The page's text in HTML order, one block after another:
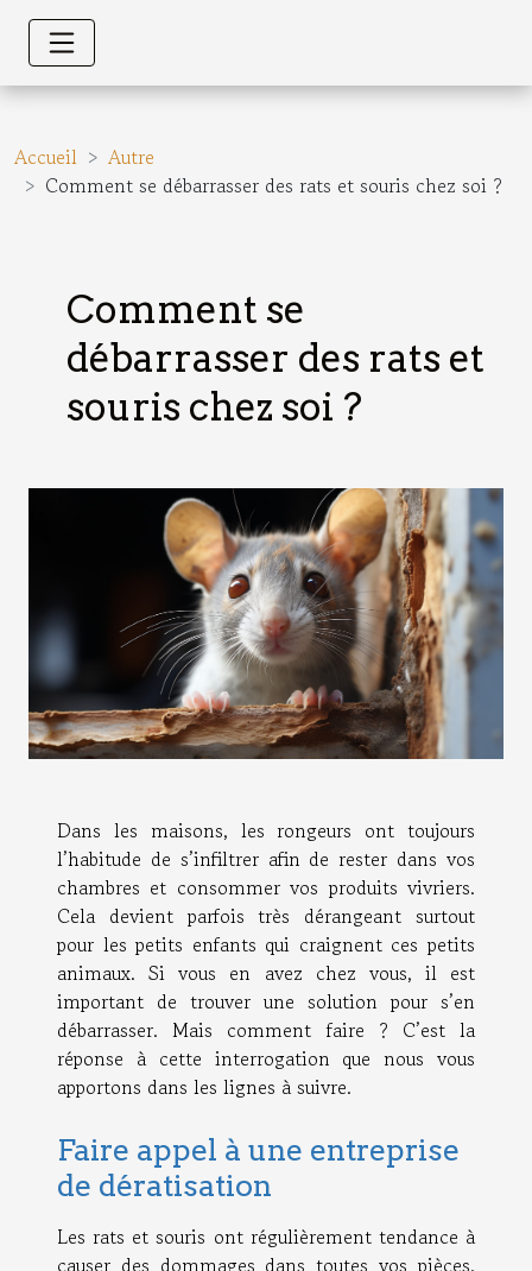
Accueil
Autre
Comment se débarrasser des rats et souris chez soi ?
Comment se
débarrasser des rats et
souris chez soi ?
Dans les maisons, les rongeurs ont toujours
l’habitude de s’infiltrer afin de rester dans vos
chambres et consommer vos produits vivriers.
Cela devient parfois très dérangeant surtout
pour les petits enfants qui craignent ces petits
animaux. Si vous en avez chez vous, il est
important de trouver une solution pour s’en
débarrasser. Mais comment faire ? C’est la
réponse à cette interrogation que nous vous
apportons dans les lignes à suivre.
Faire appel à une entreprise
de dératisation
Les rats et souris ont régulièrement tendance à
causer des dommages dans toutes vos pièces.